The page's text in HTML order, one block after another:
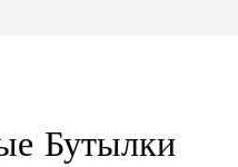
Бутылки